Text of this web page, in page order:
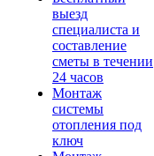
выезд
специалиста и
составление
сметы в течении
24 часов
Монтаж
системы
отопления под
ключ